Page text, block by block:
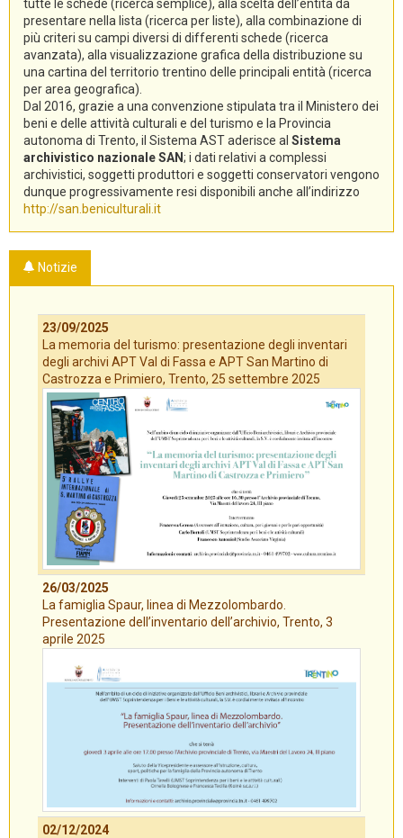
tutte le schede (ricerca semplice), alla scelta dell’entità da
presentare nella lista (ricerca per liste), alla combinazione di
più criteri su campi diversi di differenti schede (ricerca
avanzata), alla visualizzazione grafica della distribuzione su
una cartina del territorio trentino delle principali entità (ricerca
per area geografica).
Dal 2016, grazie a una convenzione stipulata tra il Ministero dei
beni e delle attività culturali e del turismo e la Provincia
autonoma di Trento, il Sistema AST aderisce al Sistema
archivistico nazionale SAN; i dati relativi a complessi
archivistici, soggetti produttori e soggetti conservatori vengono
dunque progressivamente resi disponibili anche all’indirizzo
http://san.beniculturali.it
Notizie
23/09/2025
La memoria del turismo: presentazione degli inventari
degli archivi APT Val di Fassa e APT San Martino di
Castrozza e Primiero, Trento, 25 settembre 2025
26/03/2025
La famiglia Spaur, linea di Mezzolombardo.
Presentazione dell’inventario dell’archivio, Trento, 3
aprile 2025
02/12/2024